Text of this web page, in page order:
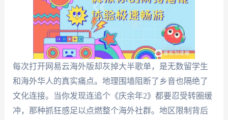
每次打开网易云海外版却灰掉大半歌单，是无数留学生
和海外华人的真实痛点。地理围墙阻断了乡音也隔绝了
文化连接。当你发现连追个《庆余年2》都要忍受转圈缓
冲，那种抓狂感足以点燃整个海外社群。地区限制背后